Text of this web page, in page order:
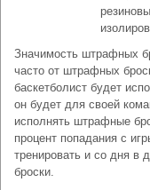
Значимость штрафных
часто от штрафных
баскетболист будет
он будет для своей
исполнять штрафные
процент попадания с
тренировать и со дня в
броски.